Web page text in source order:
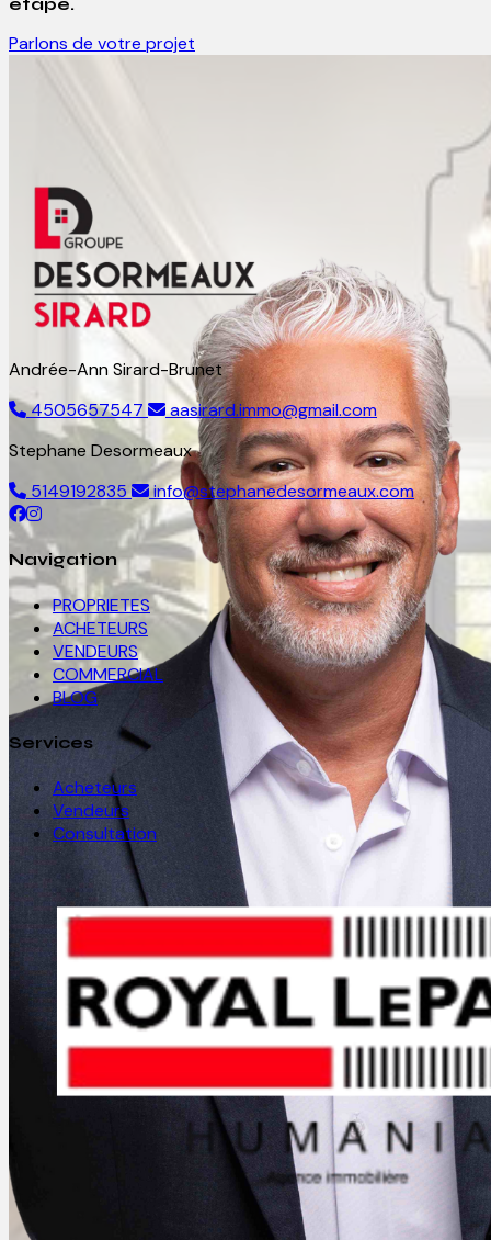
étape.
Parlons de votre projet
Andrée-Ann Sirard-Brunet
4505657547
aasirard.immo@gmail.com
Stephane Desormeaux
5149192835
info@stephanedesormeaux.com
Navigation
PROPRIETES
ACHETEURS
VENDEURS
COMMERCIAL
BLOG
Services
Acheteurs
Vendeurs
Consultation